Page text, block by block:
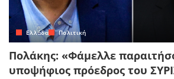
Ελλάδα Πολιτική
Πολάκης: «Φάμελλε
υποψήφιος πρόεδρος του